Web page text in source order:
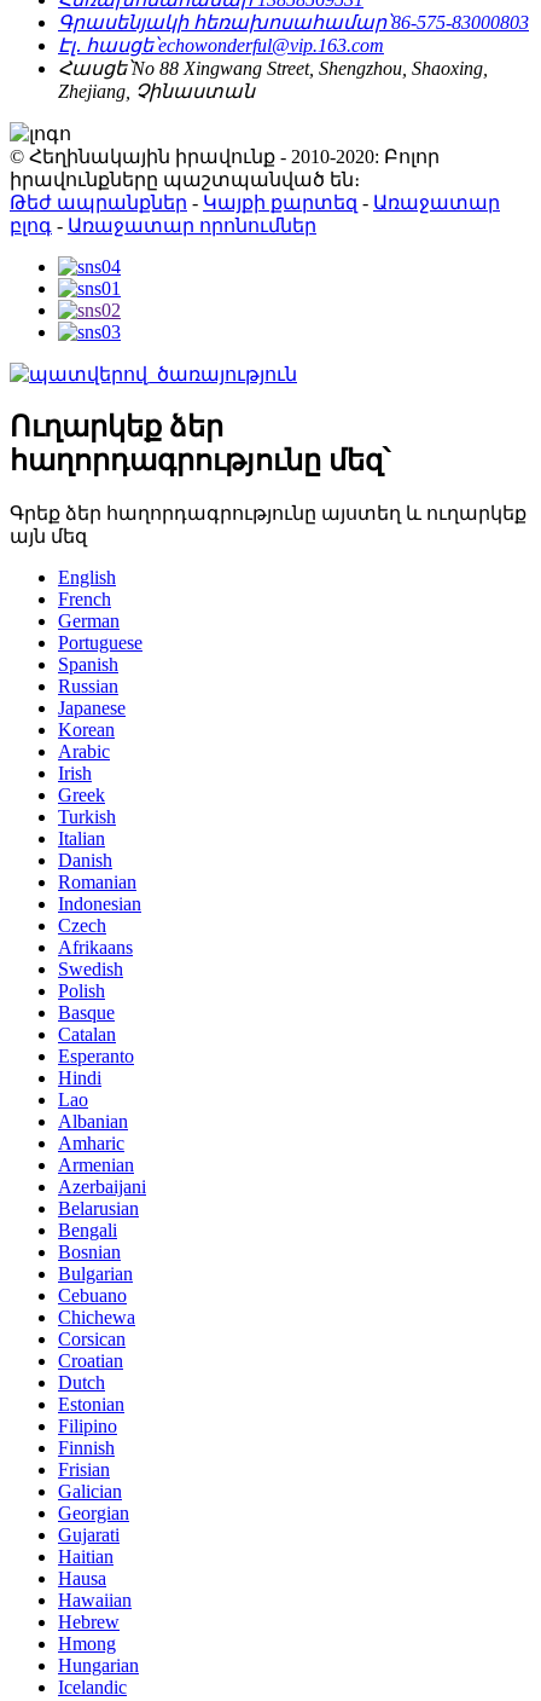
Գրասենյակի հեռախոսահամար՝86-575-83000803
Էլ․ հասցե՝echowonderful@vip.163.com
Հասցե՝No 88 Xingwang Street, Shengzhou, Shaoxing,
Zhejiang, Չինաստան
© Հեղինակային իրավունք - 2010-2020: Բոլոր
իրավունքները պաշտպանված են։
Թեժ ապրանքներ - Կայքի քարտեզ - Առաջատար
բլոգ - Առաջատար որոնումներ
Ուղարկեք ձեր
հաղորդագրությունը մեզ՝
Գրեք ձեր հաղորդագրությունը այստեղ և ուղարկեք
այն մեզ
English
French
German
Portuguese
Spanish
Russian
Japanese
Korean
Arabic
Irish
Greek
Turkish
Italian
Danish
Romanian
Indonesian
Czech
Afrikaans
Swedish
Polish
Basque
Catalan
Esperanto
Hindi
Lao
Albanian
Amharic
Armenian
Azerbaijani
Belarusian
Bengali
Bosnian
Bulgarian
Cebuano
Chichewa
Corsican
Croatian
Dutch
Estonian
Filipino
Finnish
Frisian
Galician
Georgian
Gujarati
Haitian
Hausa
Hawaiian
Hebrew
Hmong
Hungarian
Icelandic